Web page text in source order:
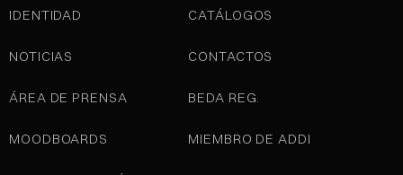
IDENTIDAD
NOTICIAS
ÁREA DE PRENSA
MOODBOARDS
CATÁLOGOS
CONTACTOS
BEDA REG.
MIEMBRO DE ADDI